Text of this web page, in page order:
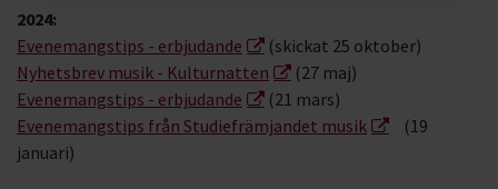
2024:
Evenemangstips - erbjudande
(skickat 25 oktober)
Nyhetsbrev musik - Kulturnatten
(27 maj)
Evenemangstips - erbjudande
(21 mars)
Evenemangstips från Studiefrämjandet musik
(19
januari)